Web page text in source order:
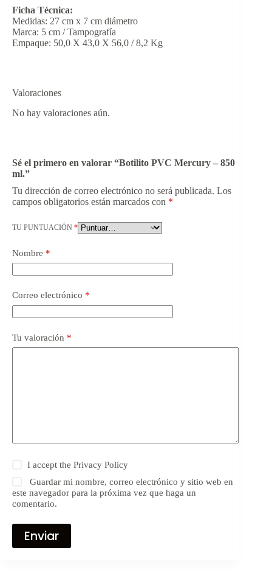
Ficha Técnica:
Medidas: 27 cm x 7 cm diámetro
Marca: 5 cm / Tampografía
Empaque: 50,0 X 43,0 X 56,0 / 8,2 Kg
Valoraciones
No hay valoraciones aún.
Sé el primero en valorar “Botilito PVC Mercury – 850
ml.”
Tu dirección de correo electrónico no será publicada. Los
campos obligatorios están marcados con *
TU PUNTUACIÓN *
Nombre *
Correo electrónico *
Tu valoración *
I accept thePrivacy Policy
Guardar mi nombre, correo electrónico y sitio web en
este navegador para la próxima vez que haga un
comentario.
Enviar